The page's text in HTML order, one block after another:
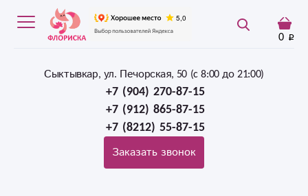
0
Сыктывкар, ул. Печорская, 50 (c 8:00 до 21:00)
+7 (904) 270-87-15
+7 (912) 865-87-15
+7 (8212) 55-87-15
Заказать звонок